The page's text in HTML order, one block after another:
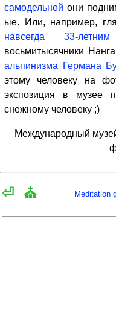
самодельной они
ые. Или, например,
навсегда 33-летним
восьмитысячники
альпинизма Германа
этому человеку на
экспозиция в музее
снежному человеку ;)
Международный
⏎ ⛪ Meditation